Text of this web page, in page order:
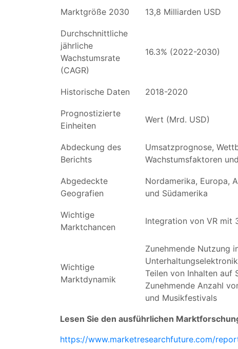
Marktgröße 2030 13,8 Milliarden USD
Durchschnittliche
jährliche
Wachstumsrate
(CAGR)
16.3% (2022-2030)
Historische Daten 2018-2020
Prognostizierte
Einheiten
Wert (Mrd. USD)
Abdeckung des
Berichts
Umsatzprognose,
Wachstumsfaktoren
Abgedeckte
Geografien
Nordamerika, Europa,
und Südamerika
Wichtige
Marktchancen
Integration von VR mit
Wichtige
Marktdynamik
Zunehmende Nutzung
Teilen von Inhalten auf
Zunehmende Anzahl
und Musikfestivals
Lesen Sie den ausführlichen
https://www.marketresearchfuture.com/